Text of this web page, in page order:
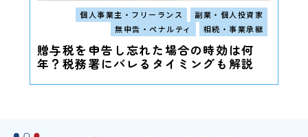
個人事業主・フリーランス
副業・個人投資家
無申告・ペナルティ
相続・事業承継
贈与税を申告し忘れた場合の時効は何
年？税務署にバレるタイミングも解説